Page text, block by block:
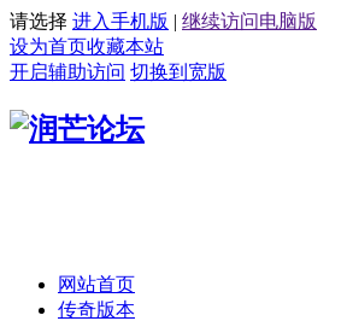
请选择 进入手机版 | 继续访问电脑版
设为首页收藏本站
开启辅助访问 切换到宽版
网站首页
传奇版本